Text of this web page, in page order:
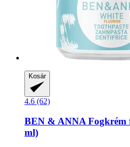
Kosár
4.6 (62)
BEN & ANNA Fogkrém
ml)